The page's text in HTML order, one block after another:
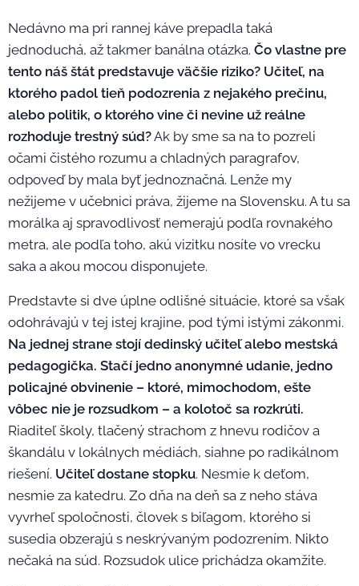
Nedávno ma pri rannej káve prepadla taká
jednoduchá, až takmer banálna otázka. Čo vlastne pre
tento náš štát predstavuje väčšie riziko? Učiteľ, na
ktorého padol tieň podozrenia z nejakého prečinu,
alebo politik, o ktorého vine či nevine už reálne
rozhoduje trestný súd?Ak by sme sa na to pozreli
očami čistého rozumu a chladných paragrafov,
odpoveď by mala byť jednoznačná. Lenže my
nežijeme v učebnici práva, žijeme na Slovensku. A tu sa
morálka aj spravodlivosť nemerajú podľa rovnakého
metra, ale podľa toho, akú vizitku nosíte vo vrecku
saka a akou mocou disponujete.
Predstavte si dve úplne odlišné situácie, ktoré sa však
odohrávajú v tej istej krajine, pod tými istými zákonmi.
Na jednej strane stojí dedinský učiteľ alebo mestská
pedagogička. Stačí jedno anonymné udanie, jedno
policajné obvinenie – ktoré, mimochodom, ešte
vôbec nie je rozsudkom – a kolotoč sa rozkrúti.
Riaditeľ školy, tlačený strachom z hnevu rodičov a
škandálu v lokálnych médiách, siahne po radikálnom
riešení. Učiteľ dostane stopku. Nesmie k deťom,
nesmie za katedru. Zo dňa na deň sa z neho stáva
vyvrheľ spoločnosti, človek s biľagom, ktorého si
susedia obzerajú s neskrývaným podozrením. Nikto
nečaká na súd. Rozsudok ulice prichádza okamžite.